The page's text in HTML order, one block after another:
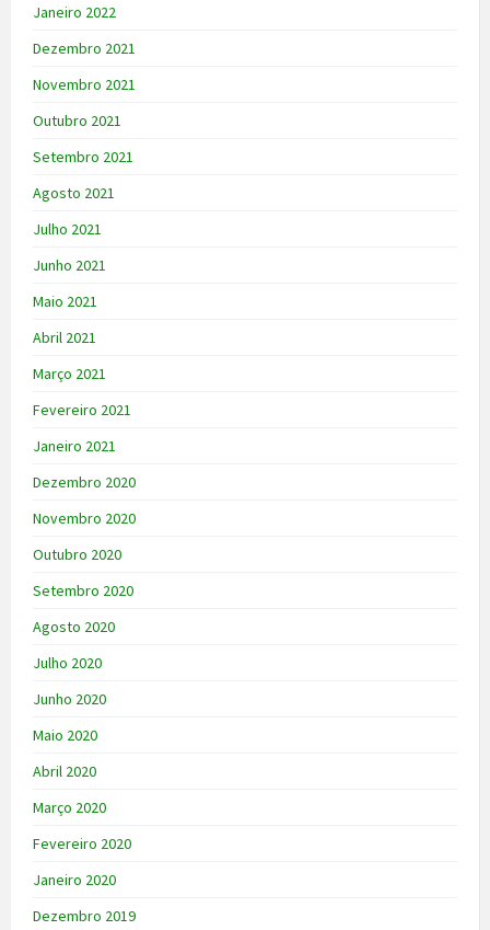
Janeiro 2022
Dezembro 2021
Novembro 2021
Outubro 2021
Setembro 2021
Agosto 2021
Julho 2021
Junho 2021
Maio 2021
Abril 2021
Março 2021
Fevereiro 2021
Janeiro 2021
Dezembro 2020
Novembro 2020
Outubro 2020
Setembro 2020
Agosto 2020
Julho 2020
Junho 2020
Maio 2020
Abril 2020
Março 2020
Fevereiro 2020
Janeiro 2020
Dezembro 2019